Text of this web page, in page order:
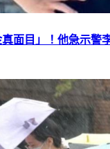
面目」！他急示警